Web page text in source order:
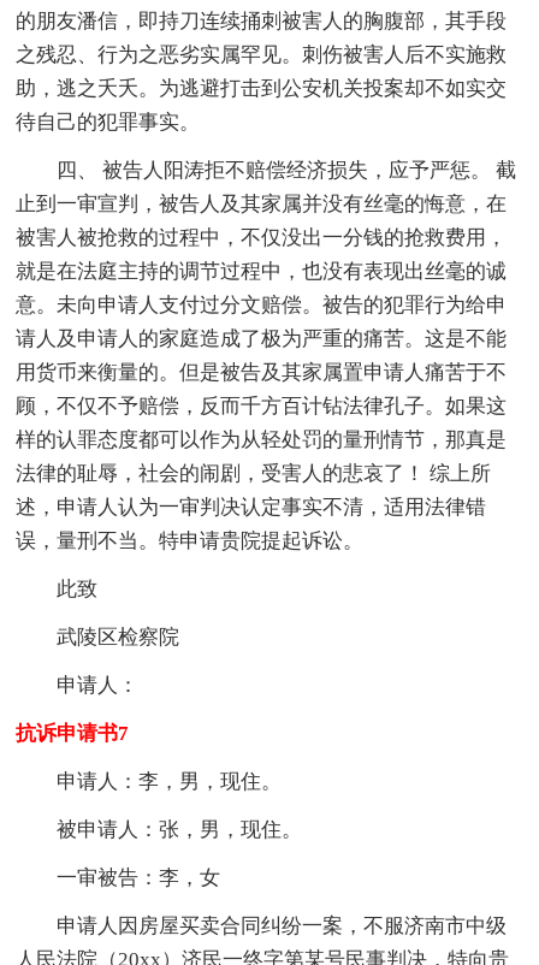
的朋友潘信，即持刀连续捅刺被害人的胸腹部，其手段
之残忍、行为之恶劣实属罕见。刺伤被害人后不实施救
助，逃之夭夭。为逃避打击到公安机关投案却不如实交
待自己的犯罪事实。
四、 被告人阳涛拒不赔偿经济损失，应予严惩。 截
止到一审宣判，被告人及其家属并没有丝毫的悔意，在
被害人被抢救的过程中，不仅没出一分钱的抢救费用，
就是在法庭主持的调节过程中，也没有表现出丝毫的诚
意。未向申请人支付过分文赔偿。被告的犯罪行为给申
请人及申请人的家庭造成了极为严重的痛苦。这是不能
用货币来衡量的。但是被告及其家属置申请人痛苦于不
顾，不仅不予赔偿，反而千方百计钻法律孔子。如果这
样的认罪态度都可以作为从轻处罚的量刑情节，那真是
法律的耻辱，社会的闹剧，受害人的悲哀了！ 综上所
述，申请人认为一审判决认定事实不清，适用法律错
误，量刑不当。特申请贵院提起诉讼。
此致
武陵区检察院
申请人：
抗诉申请书7
申请人：李，男，现住。
被申请人：张，男，现住。
一审被告：李，女
申请人因房屋买卖合同纠纷一案，不服济南市中级
人民法院（20xx）济民一终字第某号民事判决，特向贵